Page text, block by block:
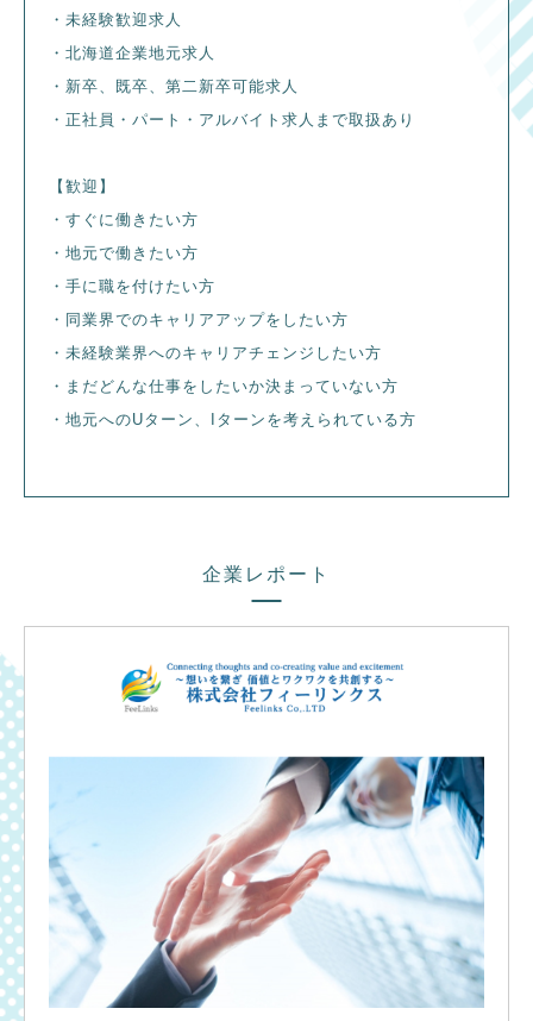
・未経験歓迎求人
・北海道企業地元求人
・新卒、既卒、第二新卒可能求人
・正社員・パート・アルバイト求人まで取扱あり
【歓迎】
・すぐに働きたい方
・地元で働きたい方
・手に職を付けたい方
・同業界でのキャリアアップをしたい方
・未経験業界へのキャリアチェンジしたい方
・まだどんな仕事をしたいか決まっていない方
・地元へのUターン、Iターンを考えられている方
企業レポート